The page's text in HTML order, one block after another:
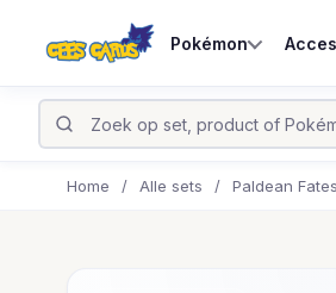
Pokémon
Home / Alle sets / Paldean Fates